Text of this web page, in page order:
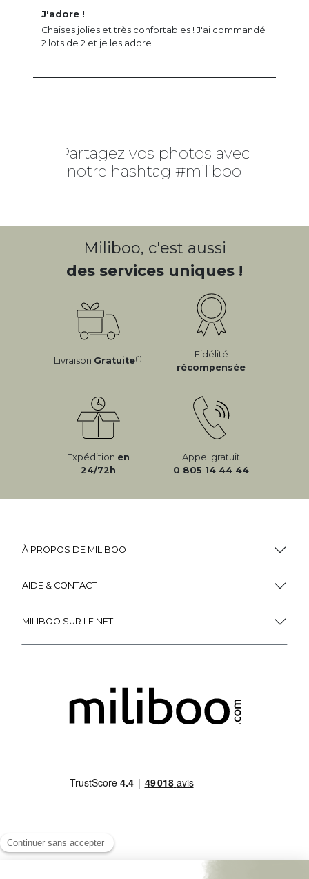
J'adore !
Chaises jolies et très confortables ! J'ai commandé
2 lots de 2 et je les adore
Partagez vos photos avec
notre hashtag #miliboo
Miliboo, c'est aussi
des services uniques !
Livraison Gratuite(1)
Fidélité
récompensée
Expédition en
24/72h
Appel gratuit
0 805 14 44 44
À PROPOS DE MILIBOO
AIDE & CONTACT
MILIBOO SUR LE NET